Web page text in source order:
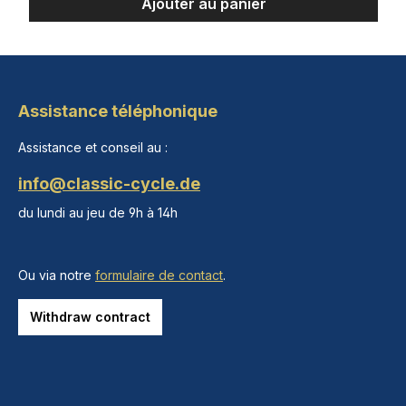
Ajouter au panier
Assistance téléphonique
Assistance et conseil au :
info@classic-cycle.de
du lundi au jeu de 9h à 14h
Ou via notre formulaire de contact.
Withdraw contract